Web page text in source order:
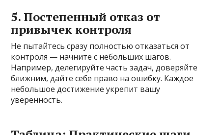
5. Постепенный отказ от
привычек контроля
Не пытайтесь сразу полностью отказаться от
контроля — начните с небольших шагов.
Например, делегируйте часть задач, доверяйте
ближним, дайте себе право на ошибку. Каждое
небольшое достижение укрепит вашу
уверенность.